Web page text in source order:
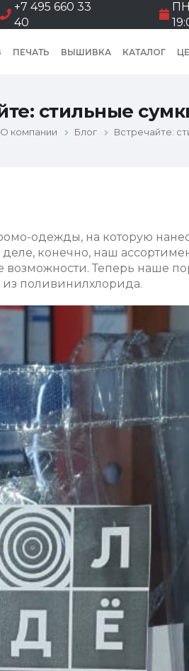
+7 495 660 33
40
ПЕЧАТЬ ВЫШИВКА КАТАЛОГ
стильные
О компании Блог Встречайте:
одежды, на которую
конечно, наш
Теперь наше
поливинилхлорида.